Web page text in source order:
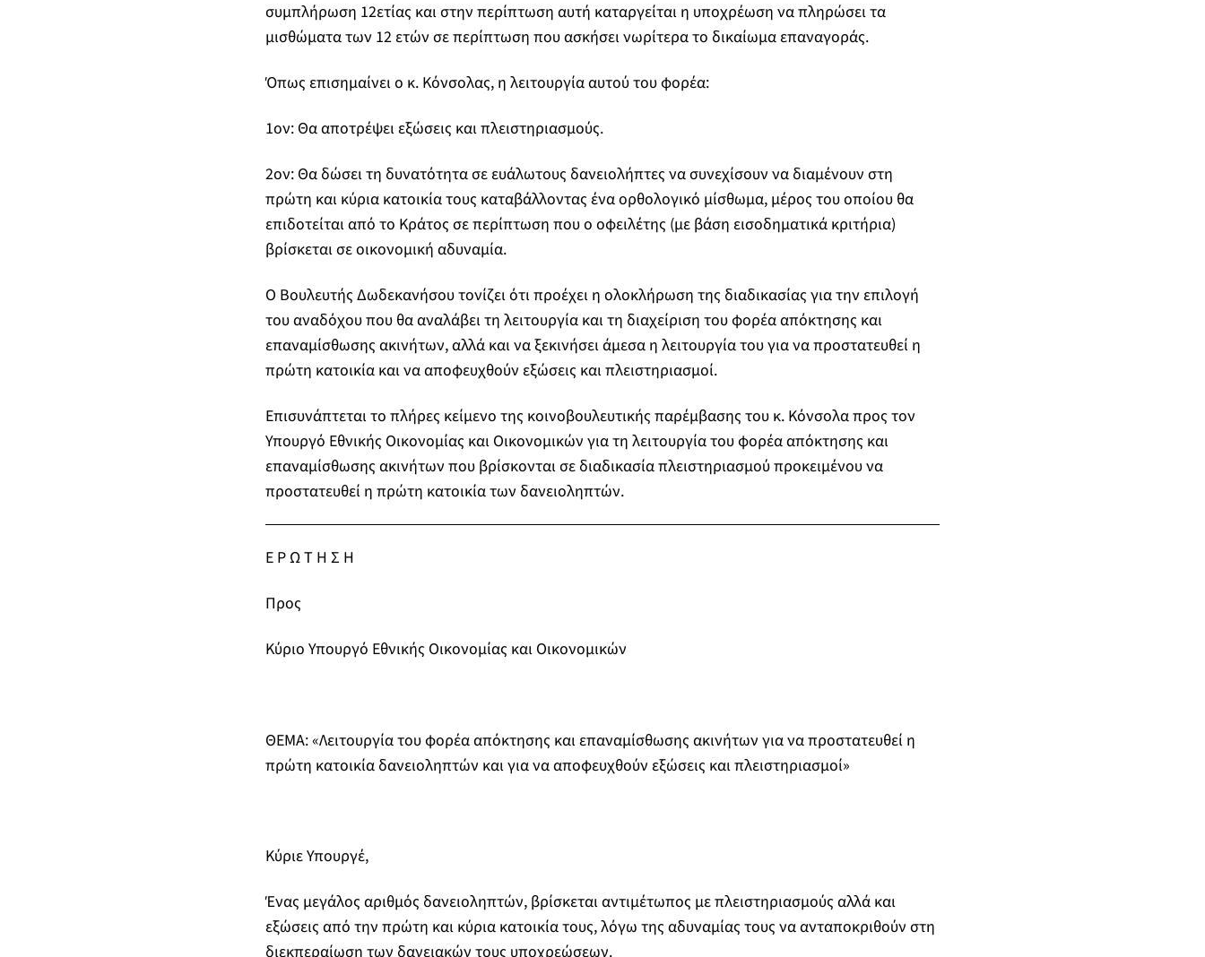
συμπλήρωση 12ετίας και στην περίπτωση αυτή καταργείται η υποχρέωση να πληρώσει τα
μισθώματα των 12 ετών σε περίπτωση που ασκήσει νωρίτερα το δικαίωμα επαναγοράς.
Όπως επισημαίνει ο κ. Κόνσολας, η λειτουργία αυτού του φορέα:
1ον: Θα αποτρέψει εξώσεις και πλειστηριασμούς.
2ον: Θα δώσει τη δυνατότητα σε ευάλωτους δανειολήπτες να συνεχίσουν να διαμένουν στη
πρώτη και κύρια κατοικία τους καταβάλλοντας ένα ορθολογικό μίσθωμα, μέρος του οποίου θα
επιδοτείται από το Κράτος σε περίπτωση που ο οφειλέτης (με βάση εισοδηματικά κριτήρια)
βρίσκεται σε οικονομική αδυναμία.
Ο Βουλευτής Δωδεκανήσου τονίζει ότι προέχει η ολοκλήρωση της διαδικασίας για την επιλογή
του αναδόχου που θα αναλάβει τη λειτουργία και τη διαχείριση του φορέα απόκτησης και
επαναμίσθωσης ακινήτων, αλλά και να ξεκινήσει άμεσα η λειτουργία του για να προστατευθεί η
πρώτη κατοικία και να αποφευχθούν εξώσεις και πλειστηριασμοί.
Επισυνάπτεται το πλήρες κείμενο της κοινοβουλευτικής παρέμβασης του κ. Κόνσολα προς τον
Υπουργό Εθνικής Οικονομίας και Οικονομικών για τη λειτουργία του φορέα απόκτησης και
επαναμίσθωσης ακινήτων που βρίσκονται σε διαδικασία πλειστηριασμού προκειμένου να
προστατευθεί η πρώτη κατοικία των δανειοληπτών.
Ε Ρ Ω Τ Η Σ Η
Προς
Κύριο Υπουργό Εθνικής Οικονομίας και Οικονομικών
ΘΕΜΑ: «Λειτουργία του φορέα απόκτησης και επαναμίσθωσης ακινήτων για να προστατευθεί η
πρώτη κατοικία δανειοληπτών και για να αποφευχθούν εξώσεις και πλειστηριασμοί»
Κύριε Υπουργέ,
Ένας μεγάλος αριθμός δανειοληπτών, βρίσκεται αντιμέτωπος με πλειστηριασμούς αλλά και
εξώσεις από την πρώτη και κύρια κατοικία τους, λόγω της αδυναμίας τους να ανταποκριθούν στη
διεκπεραίωση των δανειακών τους υποχρεώσεων.